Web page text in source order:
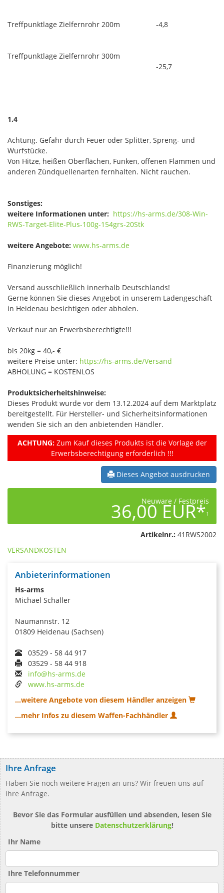
Treffpunktlage Zielfernrohr 200m -4,8
Treffpunktlage Zielfernrohr 300m
-25,7
1.4
Achtung. Gefahr durch Feuer oder Splitter, Spreng- und
Wurfstücke.
Von Hitze, heißen Oberflächen, Funken, offenen Flammen und
anderen Zündquellenarten fernhalten. Nicht rauchen.
Sonstiges:
weitere Informationen unter: https://hs-arms.de/308-Win-
RWS-Target-Elite-Plus-100g-154grs-20Stk
weitere Angebote: www.hs-arms.de
Finanzierung möglich!
Versand ausschließlich innerhalb Deutschlands!
Gerne können Sie dieses Angebot in unserem Ladengeschäft
in Heidenau besichtigen oder abholen.
Verkauf nur an Erwerbsberechtigte!!!
bis 20kg = 40,- €
weitere Preise unter: https://hs-arms.de/Versand
ABHOLUNG = KOSTENLOS
Produktsicherheitshinweise:
Dieses Produkt wurde vor dem 13.12.2024 auf dem Marktplatz
bereitgestellt. Für Hersteller- und Sicherheitsinformationen
wenden Sie sich an den anbietenden Händler.
ACHTUNG:Zum Kauf dieses Produkts ist die Vorlage der
Erwerbsberechtigung erforderlich !!!
Dieses Angebot ausdrucken
Neuware / Festpreis
36,00 EUR*1
Artikelnr.: 41RWS2002
VERSANDKOSTEN
Anbieterinformationen
Hs-arms
Michael Schaller
Naumannstr. 12
01809 Heidenau (Sachsen)
03529 - 58 44 917
03529 - 58 44 918
info@hs-arms.de
www.hs-arms.de
...weitere Angebote von diesem Händler anzeigen
...mehr Infos zu diesem Waffen-Fachhändler
Ihre Anfrage
Haben Sie noch weitere Fragen an uns? Wir freuen uns auf
ihre Anfrage.
Bevor Sie das Formular ausfüllen und absenden, lesen Sie
bitte unsere Datenschutzerklärung!
Ihr Name
Ihre Telefonnummer